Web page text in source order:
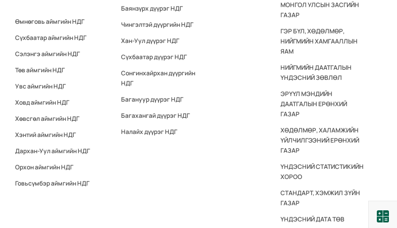
Өмнөговь аймгийн НДГ
Сүхбаатар аймгийн НДГ
Сэлэнгэ аймгийн НДГ
Төв аймгийн НДГ
Увс аймгийн НДГ
Ховд аймгийн НДГ
Хөвсгөл аймгийн НДГ
Хэнтий аймгийн НДГ
Дархан-Уул аймгийн НДГ
Орхон аймгийн НДГ
Говьсүмбэр аймгийн НДГ
Баянзүрх дүүрэг НДГ
Чингэлтэй дүүргийн НДГ
Хан-Уул дүүрэг НДГ
Сүхбаатар дүүрэг НДГ
Сонгинхайрхан дүүргийн
НДГ
Багануур дүүрэг НДГ
Багахангай дүүрэг НДГ
Налайх дүүрэг НДГ
МОНГОЛ УЛСЫН ЗАСГИЙН
ГАЗАР
ГЭР БҮЛ, ХӨДӨЛМӨР,
НИЙГМИЙН ХАМГААЛЛЫН
ЯАМ
НИЙГМИЙН ДААТГАЛЫН
ҮНДЭСНИЙ ЗӨВЛӨЛ
ЭРҮҮЛ МЭНДИЙН
ДААТГАЛЫН ЕРӨНХИЙ
ГАЗАР
ХӨДӨЛМӨР, ХАЛАМЖИЙН
ҮЙЛЧИЛГЭЭНИЙ ЕРӨНХИЙ
ГАЗАР
ҮНДЭСНИЙ СТАТИСТИКИЙН
ХОРОО
СТАНДАРТ, ХЭМЖИЛ ЗҮЙН
ГАЗАР
ҮНДЭСНИЙ ДАТА ТӨВ